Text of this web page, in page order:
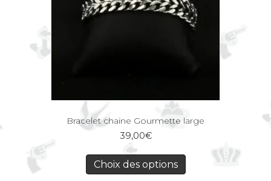
Bracelet chaine Gourmette large
39,00€
Choix des options